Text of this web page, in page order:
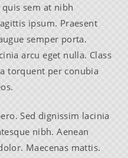
sem at nibh
ipsum. Praesent
semper porta.
arcu eget nulla. Class
torquent per conubia
Sed dignissim lacinia
nibh. Aenean
Maecenas mattis.